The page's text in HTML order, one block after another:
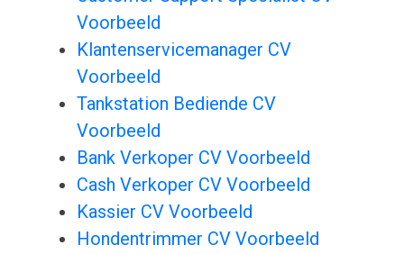
Voorbeeld
Klantenservicemanager CV
Voorbeeld
Tankstation Bediende CV
Voorbeeld
Bank Verkoper CV Voorbeeld
Cash Verkoper CV Voorbeeld
Kassier CV Voorbeeld
Hondentrimmer CV Voorbeeld